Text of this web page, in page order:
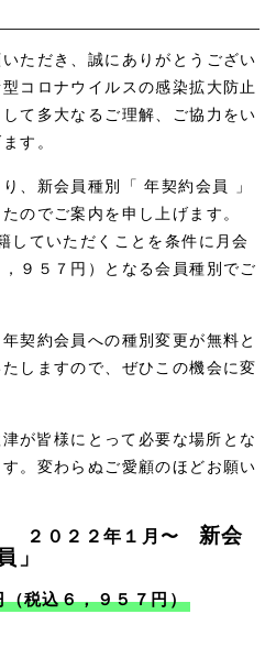
ただき、誠にありがとうござい
コロナウイルスの感染拡大防止
て多大なるご理解、ご協力をい
す。
、新会員種別「 年契約会員 」
のでご案内を申し上げます。
していただくことを条件に月会
９５７円）となる会員種別でご
契約会員への種別変更が無料と
しますので、ぜひこの機会に変
津が皆様にとって必要な場所とな
。変わらぬご愛顧のほどお願い
２０２２年１月〜 新会
」
税込６，９５７円）